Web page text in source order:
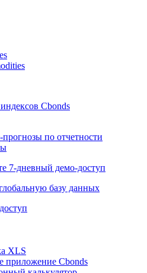
Cbonds
прогнозы по отчетности
7-дневный демо-доступ
базу данных
XLS
приложение Cbonds